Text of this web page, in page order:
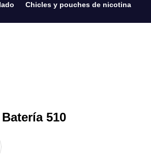
Chicles y pouches de nicotina
510